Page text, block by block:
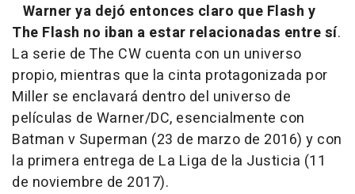
Warner ya dejó entonces claro que Flash y
The Flash no iban a estar relacionadas entre sí.
La serie de The CW cuenta con un universo
propio, mientras que la cinta protagonizada por
Miller se enclavará dentro del universo de
películas de Warner/DC, esencialmente con
Batman v Superman (23 de marzo de 2016) y con
la primera entrega de La Liga de la Justicia (11
de noviembre de 2017).